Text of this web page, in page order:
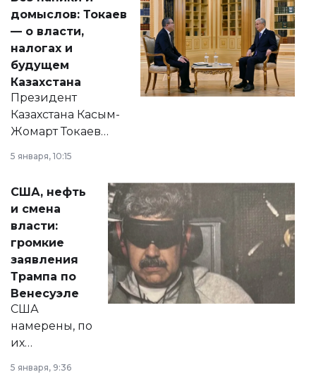
домыслов: Токаев
— о власти,
налогах и
будущем
Казахстана
Президент
Казахстана Касым-
Жомарт Токаев
сразу несколько
актуальных тем —
от слухов о
политических
реформах до
вопросов армии,
экономики и
личного здоровья.
5 января, 10:15
США, нефть
и смена
власти:
громкие
заявления
Трампа по
Венесуэле
США
намерены, по
их
принести
5 января, 9:36